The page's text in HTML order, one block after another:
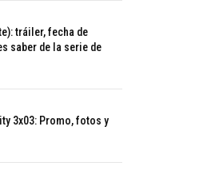
tráiler, fecha de
saber de la serie de
3x03: Promo, fotos y